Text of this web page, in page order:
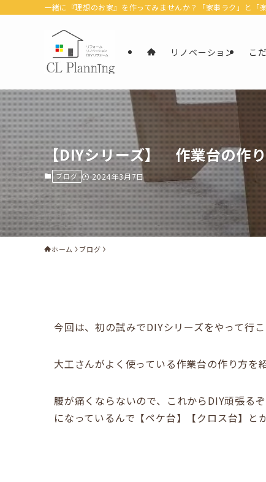
一緒に『理想のお家』を作ってみませんか？「家事ラク」と
リノベーション こ
【DIYシリーズ】 作業台の作
ブログ 2024年3月7日
ホーム ブログ
今回は、初の試みでDIYシリーズをやって行こ
大工さんがよく使っている作業台の作り方を
腰が痛くならないので、これからDIY頑張る
になっているんで【ペケ台】【クロス台】と